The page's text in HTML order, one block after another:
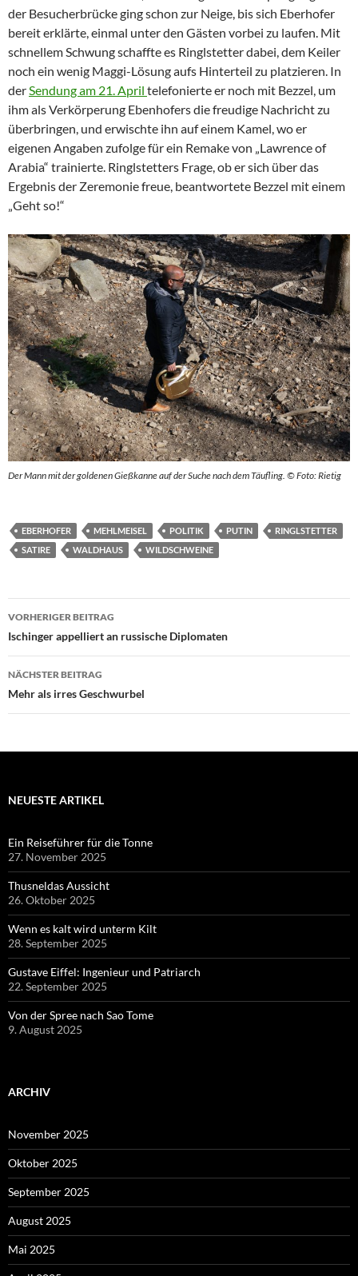
der Besucherbrücke ging schon zur Neige, bis sich Eberhofer
bereit erklärte, einmal unter den Gästen vorbei zu laufen. Mit
schnellem Schwung schaffte es Ringlstetter dabei, dem Keiler
noch ein wenig Maggi-Lösung aufs Hinterteil zu platzieren. In
derSendung am 21. April telefonierte er noch mit Bezzel, um
ihm als Verkörperung Ebenhofers die freudige Nachricht zu
überbringen, und erwischte ihn auf einem Kamel, wo er
eigenen Angaben zufolge für ein Remake von „Lawrence of
Arabia“ trainierte. Ringlstetters Frage, ob er sich über das
Ergebnis der Zeremonie freue, beantwortete Bezzel mit einem
„Geht so!“
Der Mann mit der goldenen Gießkanne auf der Suche nach dem Täufling. © Foto: Rietig
EBERHOFER MEHLMEISEL POLITIK PUTIN
RINGLSTETTER
SATIRE
WALDHAUS WILDSCHWEINE
Beitragsnavigation
VORHERIGER BEITRAG
Ischinger appelliert an russische Diplomaten
NÄCHSTER BEITRAG
Mehr als irres Geschwurbel
NEUESTE ARTIKEL
Ein Reiseführer für die Tonne
27. November 2025
Thusneldas Aussicht
26. Oktober 2025
Wenn es kalt wird unterm Kilt
28. September 2025
Gustave Eiffel: Ingenieur und Patriarch
22. September 2025
Von der Spree nach Sao Tome
9. August 2025
ARCHIV
November 2025
Oktober 2025
September 2025
August 2025
Mai 2025